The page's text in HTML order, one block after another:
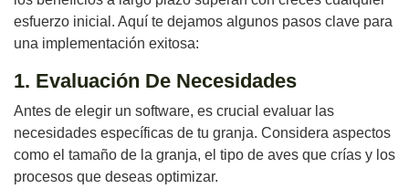
esfuerzo inicial. Aquí te dejamos algunos pasos clave para
una implementación exitosa:
1. Evaluación De Necesidades
Antes de elegir un software, es crucial evaluar las
necesidades específicas de tu granja. Considera aspectos
como el tamaño de la granja, el tipo de aves que crías y los
procesos que deseas optimizar.